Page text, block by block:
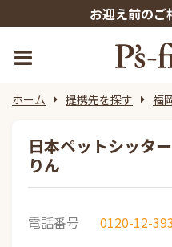
お迎え前の
ホーム 提携先を探す 福
日本ペットシッタ
りん
電話番号
0120-12-